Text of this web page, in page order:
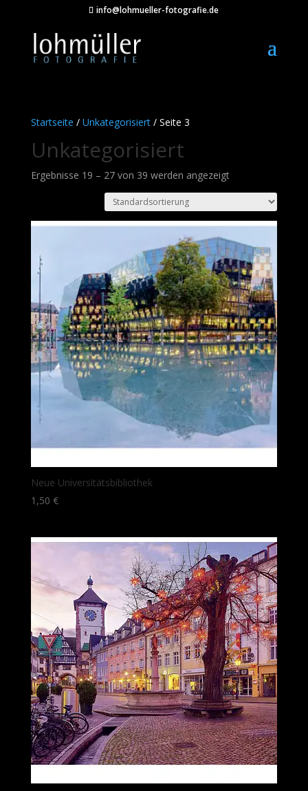
info@lohmueller-fotografie.de
Startseite / Unkategorisiert/ Seite 3
Unkategorisiert
Ergebnisse 19 – 27 von 39 werden angezeigt
Neue Universitätsbibliothek
1,50 €